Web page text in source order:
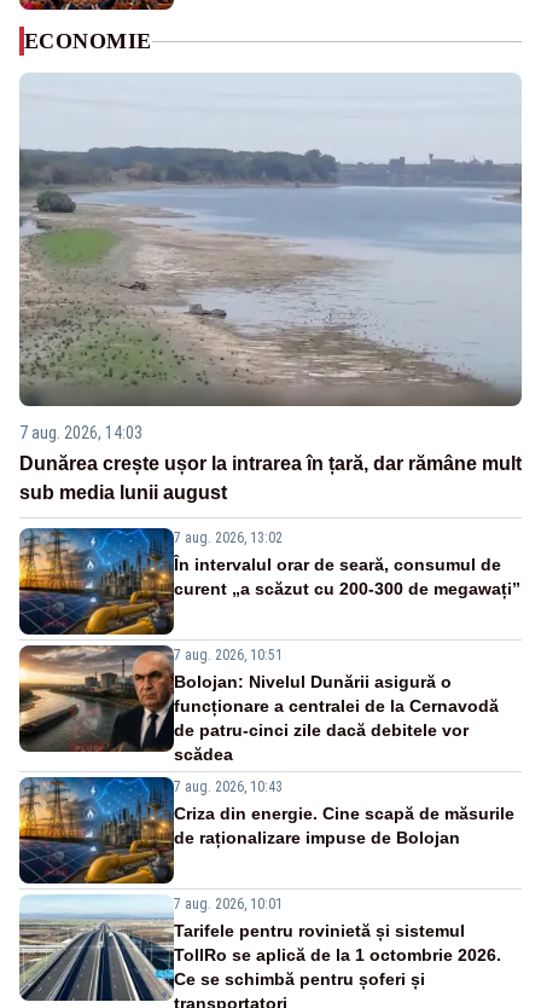
ECONOMIE
7 aug. 2026, 14:03
Dunărea crește ușor la intrarea în țară, dar rămâne mult
sub media lunii august
7 aug. 2026, 13:02
În intervalul orar de seară, consumul de
curent „a scăzut cu 200-300 de megawați”
7 aug. 2026, 10:51
Bolojan: Nivelul Dunării asigură o
funcționare a centralei de la Cernavodă
de patru-cinci zile dacă debitele vor
scădea
7 aug. 2026, 10:43
Criza din energie. Cine scapă de măsurile
de raționalizare impuse de Bolojan
7 aug. 2026, 10:01
Tarifele pentru rovinietă și sistemul
TollRo se aplică de la 1 octombrie 2026.
Ce se schimbă pentru șoferi și
transportatori